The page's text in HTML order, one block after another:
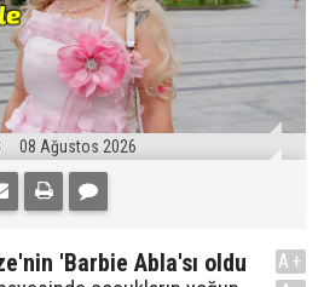
08 Ağustos 2026
'Barbie Abla'sı oldu
A+